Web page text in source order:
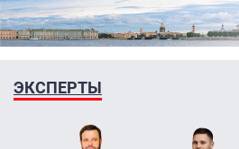
ЭКСПЕРТЫ